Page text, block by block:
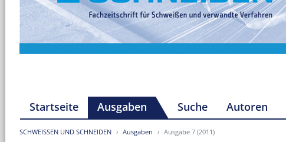
Startseite Ausgaben Suche Autoren
SCHWEISSEN UND SCHNEIDEN Ausgaben Ausgabe 7 (2011)